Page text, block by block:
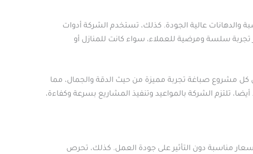
والدهانات عالية الجودة. كذلك، تستخدم الشركة أدوات
سلسة ومرضية للعملاء، سواء كانت للمنازل أو
مشروع صباغة تجربة مميزة من حيث الدقة والجمال، مما
تلتزم الشركة بالمواعيد وتنفيذ المشاريع بسرعة وكفاءة،
مناسبة دون التأثير على جودة العمل. كذلك، تحرص